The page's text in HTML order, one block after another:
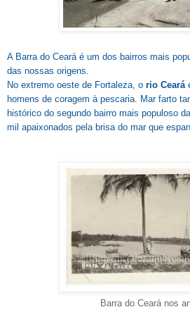
A Barra do Ceará é um dos bairros mais
das nossas origens.
No extremo oeste de Fortaleza, o rio Ceará
homens de coragem à pescaria. Mar farto
histórico do segundo bairro mais populoso
mil apaixonados pela brisa do mar que
Barra do Ceará nos